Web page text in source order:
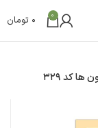
0
0 تومان